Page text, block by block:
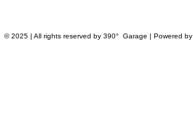
© 2025 | All rights reserved by 390° Garage | Powered by